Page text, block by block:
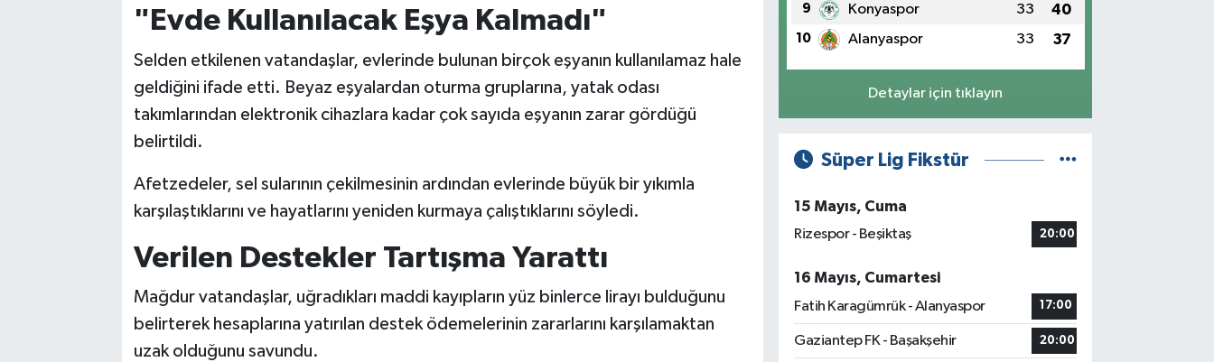
"Evde Kullanılacak Eşya Kalmadı"
Selden etkilenen vatandaşlar, evlerinde bulunan birçok eşyanın kullanılamaz hale
geldiğini ifade etti. Beyaz eşyalardan oturma gruplarına, yatak odası
takımlarından elektronik cihazlara kadar çok sayıda eşyanın zarar gördüğü
belirtildi.
Afetzedeler, sel sularının çekilmesinin ardından evlerinde büyük bir yıkımla
karşılaştıklarını ve hayatlarını yeniden kurmaya çalıştıklarını söyledi.
Verilen Destekler Tartışma Yarattı
Mağdur vatandaşlar, uğradıkları maddi kayıpların yüz binlerce lirayı bulduğunu
belirterek hesaplarına yatırılan destek ödemelerinin zararlarını karşılamaktan
uzak olduğunu savundu.
9 Konyaspor 33 40
10 Alanyaspor 33 37
Detaylar için tıklayın
Süper Lig Fikstür
15 Mayıs, Cuma
Rizespor - Beşiktaş
20:00
16 Mayıs, Cumartesi
Fatih Karagümrük - Alanyaspor
17:00
Gaziantep FK - Başakşehir 20:00